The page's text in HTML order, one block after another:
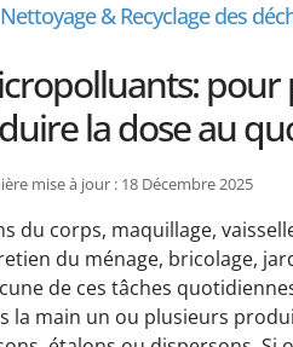
Nettoyage & Recyclage des
pour
la dose au
mise à jour : 18 Décembre 2025
du corps, maquillage,
du ménage, bricolage,
de ces tâches
la main un ou plusieurs